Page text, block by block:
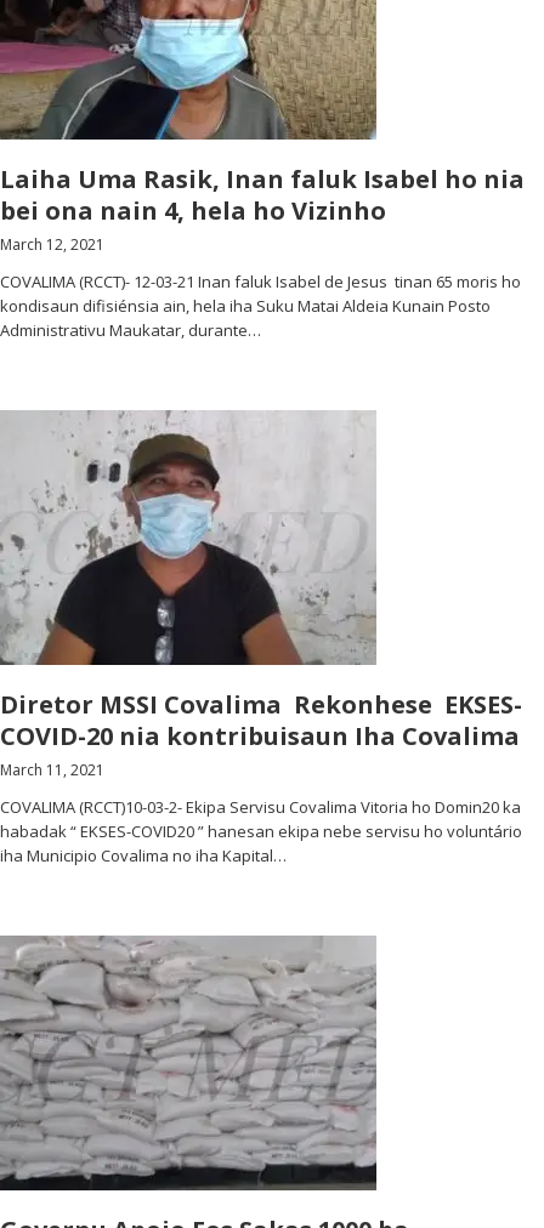
Laiha Uma Rasik, Inan faluk Isabel ho nia
bei ona nain 4, hela ho Vizinho
March 12, 2021
COVALIMA (RCCT)- 12-03-21 Inan faluk Isabel de Jesus tinan 65 moris ho
kondisaun difisiénsia ain, hela iha Suku Matai Aldeia Kunain Posto
Administrativu Maukatar, durante…
Diretor MSSI Covalima Rekonhese EKSES-
COVID-20 nia kontribuisaun Iha Covalima
March 11, 2021
COVALIMA (RCCT)10-03-2- Ekipa Servisu Covalima Vitoria ho Domin20 ka
habadak “ EKSES-COVID20 ” hanesan ekipa nebe servisu ho voluntário
iha Municipio Covalima no iha Kapital…